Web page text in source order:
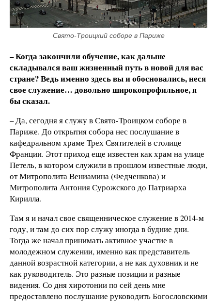
Свято-Троицкий соборе в Париже
– Когда закончили обучение, как дальше
складывался ваш жизненный путь в новой для вас
стране? Ведь именно здесь вы и обосновались, неся
свое служение… довольно широкопрофильное, я
бы сказал.
– Да, сегодня я служу в Свято-Троицком соборе в
Париже. До открытия собора нес послушание в
кафедральном храме Трех Святителей в столице
Франции. Этот приход еще известен как храм на улице
Петель, в котором служили в прошлом известные люди,
от Митрополита Вениамина (Федченкова) и
Митрополита Антония Сурожского до Патриарха
Кирилла.
Там я и начал свое священническое служение в 2014-м
году, и там до сих пор служу иногда в будние дни.
Тогда же начал принимать активное участие в
молодежном служении, именно как представитель
данной возрастной категории, а не как духовник и не
как руководитель. Это разные позиции и разные
видения. Со дня хиротонии по сей день мне
предоставлено послушание руководить Богословскими